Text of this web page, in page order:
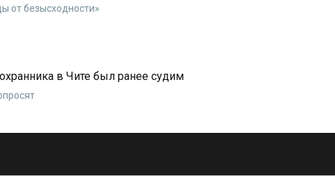
от безысходности»
в Чите был ранее судим